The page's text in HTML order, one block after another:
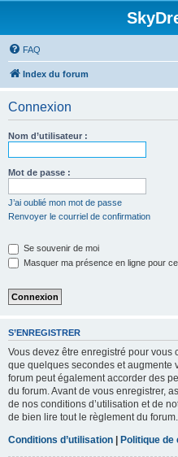
FAQ
Index du forum
Connexion
Nom d’utilisateur :
Mot de passe :
J’ai oublié mon mot de passe
Renvoyer le courriel de confirmation
Se souvenir de moi
Masquer ma présence en ligne pour
S’ENREGISTRER
Vous devez être enregistré pour vous
que quelques secondes et augmente
forum peut également accorder des
du forum. Avant de vous enregistrer,
de nos conditions d’utilisation et de
de bien lire tout le règlement du forum.
Conditions d’utilisation | Politique de